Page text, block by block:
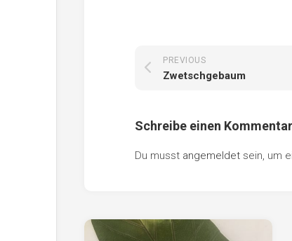
PREVIOUS
Zwetschgebaum
Schreibe einen Kommentar
Du musst angemeldet sein, um